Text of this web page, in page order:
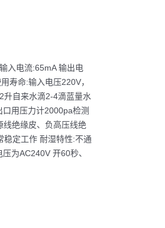
入电流:65mA 输出电
寿命:输入电压220V，
自来水滴2-4滴蓝量水
用压力计2000pa检测
绝缘皮、负高压线绝
定工作 耐湿特性:不通
为AC240V 开60秒、